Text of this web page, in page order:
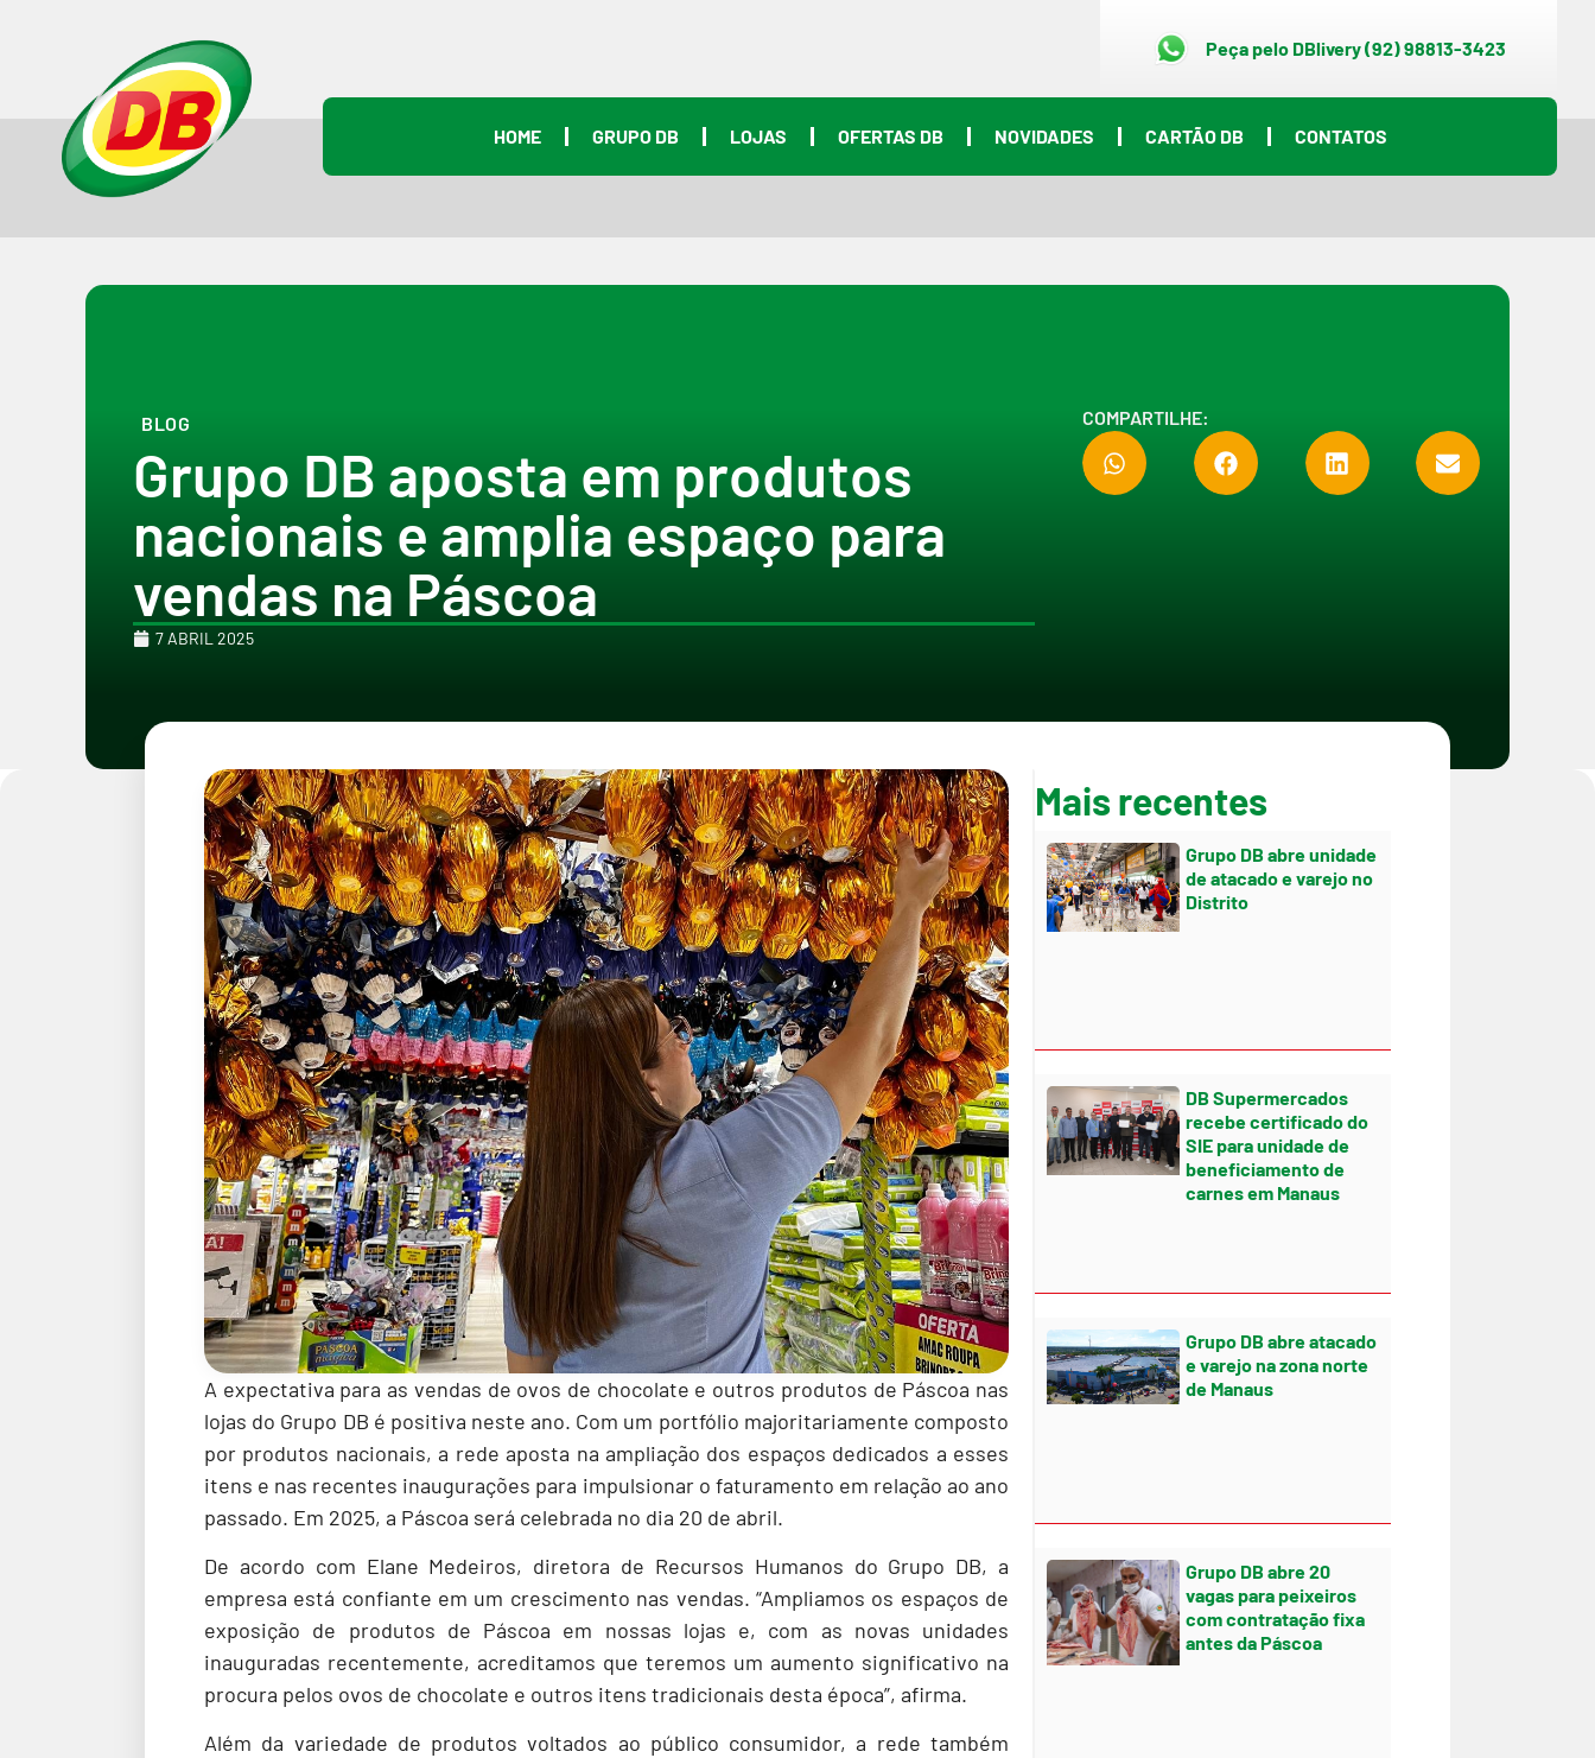
Peça pelo DBlivery (92) 98813-3423
HOME GRUPO DB LOJAS OFERTAS DB NOVIDADES CARTÃO DB CONTATOS
BLOG
Grupo DB aposta em produtos
nacionais e amplia espaço para
vendas na Páscoa
7 ABRIL 2025
COMPARTILHE:
A expectativa para as vendas de ovos de chocolate e outros produtos de Páscoa nas
lojas do Grupo DB é positiva neste ano. Com um portfólio majoritariamente composto
por produtos nacionais, a rede aposta na ampliação dos espaços dedicados a esses
itens e nas recentes inaugurações para impulsionar o faturamento em relação ao ano
passado. Em 2025, a Páscoa será celebrada no dia 20 de abril.
De acordo com Elane Medeiros, diretora de Recursos Humanos do Grupo DB, a
empresa está confiante em um crescimento nas vendas. “Ampliamos os espaços de
exposição de produtos de Páscoa em nossas lojas e, com as novas unidades
inauguradas recentemente, acreditamos que teremos um aumento significativo na
procura pelos ovos de chocolate e outros itens tradicionais desta época”, afirma.
Além da variedade de produtos voltados ao público consumidor, a rede também
Mais recentes
Grupo DB abre unidade
de atacado e varejo no
Distrito
DB Supermercados
recebe certificado do
SIE para unidade de
beneficiamento de
carnes em Manaus
Grupo DB abre atacado
e varejo na zona norte
de Manaus
Grupo DB abre 20
vagas para peixeiros
com contratação fixa
antes da Páscoa